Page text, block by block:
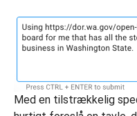
Med en tilstrækkelig